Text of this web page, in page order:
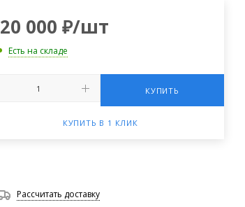
20 000 ₽/шт
Есть на складе
КУПИТЬ
КУПИТЬ В 1 КЛИК
Рассчитать доставку